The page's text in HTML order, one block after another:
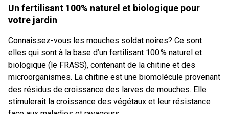
Un fertilisant 100% naturel et biologique pour
votre jardin
Connaissez-vous les mouches soldat noires? Ce sont
elles qui sont à la base d’un fertilisant 100 % naturel et
biologique (le FRASS), contenant de la chitine et des
microorganismes. La chitine est une biomolécule provenant
des résidus de croissance des larves de mouches. Elle
stimulerait la croissance des végétaux et leur résistance